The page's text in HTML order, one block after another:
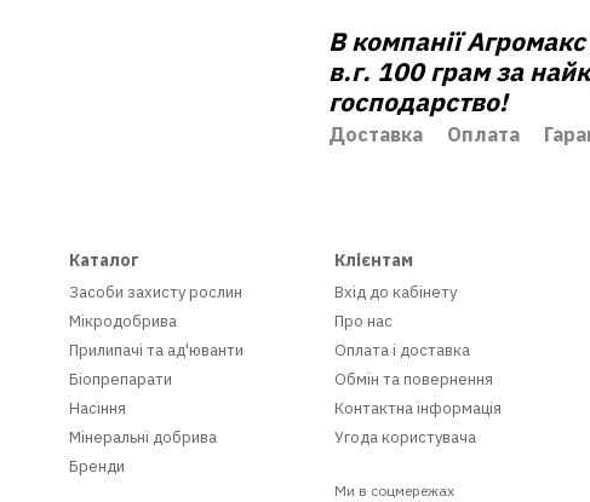
В компанії
в.г. 100 грамза
господарство!
Доставка Оплата
Каталог
Засоби захисту рослин
Мікродобрива
Прилипачі та ад'юванти
Біопрепарати
Насіння
Мінеральні добрива
Бренди
Клієнтам
Вхід до кабінету
Про нас
Оплата і доставка
Обмін та повернення
Контактна інформація
Угода користувача
Ми в соцмережах